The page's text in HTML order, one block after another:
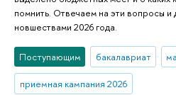
помнить. Отвечаем на эти вопросы
новшествами 2026 года.
Поступающим бакалавриат
приемная кампания 2026